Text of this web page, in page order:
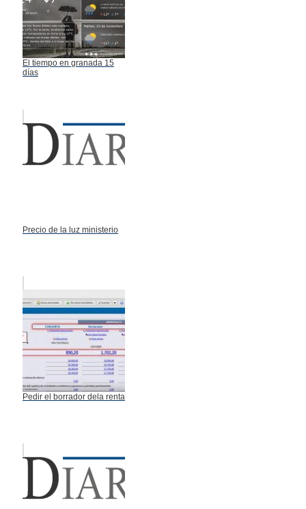
El tiempo en granada 15
días
Precio de la luz ministerio
Pedir el borrador dela renta